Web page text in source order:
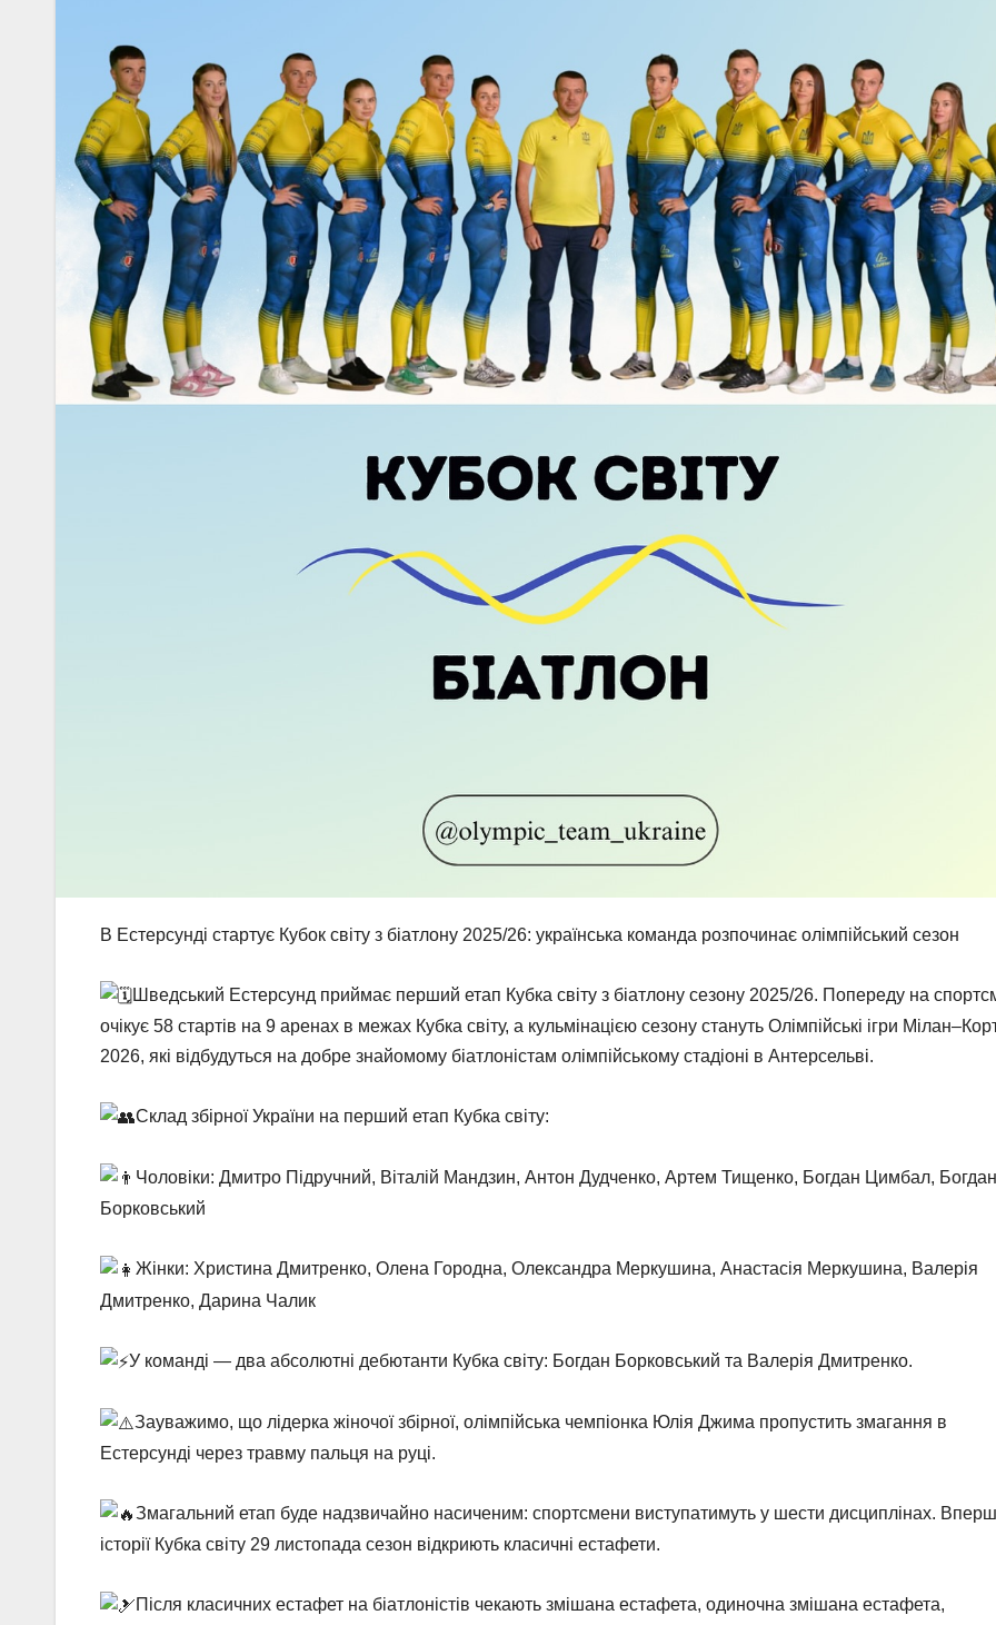
В Естерсунді стартує Кубок світу з біатлону 2025/26: українська команда розпочинає олімпійський сезон
Шведський Естерсунд приймає перший етап Кубка світу з біатлону сезону 2025/26. Попереду на
очікує 58 стартів на 9 аренах в межах Кубка світу, а кульмінацією сезону стануть Олімпійські ігри
2026, які відбудуться на добре знайомому біатлоністам олімпійському стадіоні в Антерсельві.
Склад збірної України на перший етап Кубка світу:
Чоловіки: Дмитро Підручний, Віталій Мандзин, Антон Дудченко, Артем Тищенко, Богдан Цимбал, Богдан
Борковський
Жінки: Христина Дмитренко, Олена Городна, Олександра Меркушина, Анастасія Меркушина, Валерія
Дмитренко, Дарина Чалик
У команді — два абсолютні дебютанти Кубка світу: Богдан Борковський та Валерія Дмитренко.
Зауважимо, що лідерка жіночої збірної, олімпійська чемпіонка Юлія Джима пропустить змагання в
Естерсунді через травму пальця на руці.
Змагальний етап буде надзвичайно насиченим: спортсмени виступатимуть у шести дисциплінах.
історії Кубка світу 29 листопада сезон відкриють класичні естафети.
Після класичних естафет на біатлоністів чекають змішана естафета, одиночна змішана естафета,